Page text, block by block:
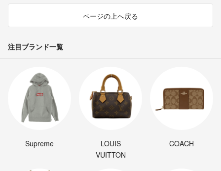
ページの上へ戻る
注目ブランド一覧
Supreme
LOUIS
VUITTON
COACH